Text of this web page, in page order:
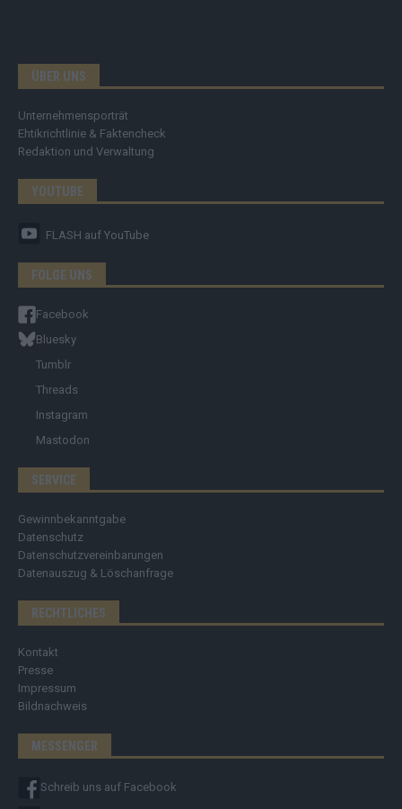
ÜBER UNS
Unternehmensporträt
Ehtikrichtlinie & Faktencheck
Redaktion und Verwaltung
YOUTUBE
FLASH auf YouTube
FOLGE UNS
Facebook
Bluesky
Tumblr
Threads
Instagram
Mastodon
SERVICE
Gewinnbekanntgabe
Datenschutz
Datenschutzvereinbarungen
Datenauszug & Löschanfrage
RECHTLICHES
Kontakt
Presse
Impressum
Bildnachweis
MESSENGER
Schreib uns auf Facebook